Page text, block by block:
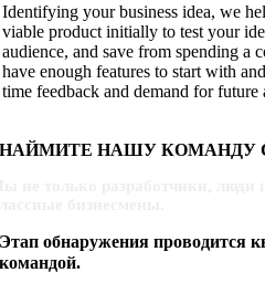
Identifying your business idea, we
viable product initially to test your
audience, and save from spending a
have enough features to start with
time feedback and demand for future
НАЙМИТЕ НАШУ КОМАНДУ
Этап обнаружения проводится
командой.